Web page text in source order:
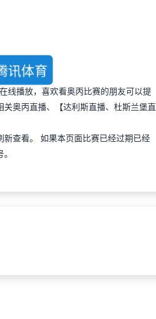
讯体育
线播放，喜欢看奥丙比赛的朋友可以提
奥丙直播、【达利斯直播、杜斯兰堡直
新查看。 如果本页面比赛已经过期已经